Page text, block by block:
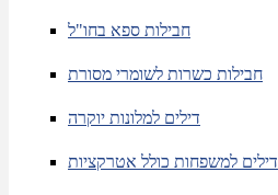
חבילות ספא בחו"ל
חבילות כשרות לשומרי מסורת
דילים למלונות יוקרה
דילים למשפחות כולל אטרקציות